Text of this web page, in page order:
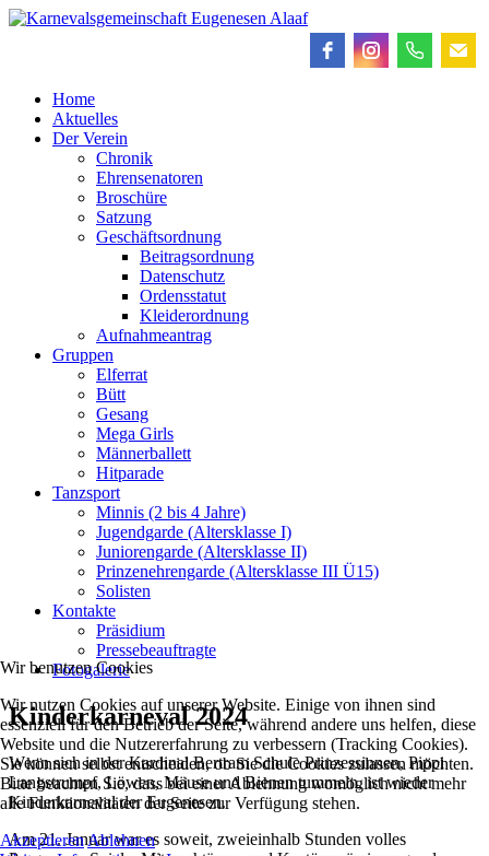
Home
Aktuelles
Der Verein
Chronik
Ehrensenatoren
Broschüre
Satzung
Geschäftsordnung
Beitragsordnung
Datenschutz
Ordensstatut
Kleiderordnung
Aufnahmeantrag
Gruppen
Elferrat
Bütt
Gesang
Mega Girls
Männerballett
Hitparade
Tanzsport
Minnis (2 bis 4 Jahre)
Jugendgarde (Altersklasse I)
Juniorengarde (Altersklasse II)
Prinzenehrengarde (Altersklasse III Ü15)
Solisten
Kontakte
Präsidium
Pressebeauftragte
Fotogalerie
Kinderkarneval 2024
Wenn sich in der Kardinal Bertram Schule Prinzessinnen, Pippi
Langstrumpf, Löwen, Mäuse und Bienen tummeln, ist wieder
Kinderkarneval der Eugenesen.
Am 21. Januar war es soweit, zweieinhalb Stunden volles
Wir benutzen Cookies
Wir nutzen Cookies auf unserer Website. Einige von ihnen sind
essenziell für den Betrieb der Seite, während andere uns helfen, diese
Website und die Nutzererfahrung zu verbessern (Tracking Cookies).
Sie können selbst entscheiden, ob Sie die Cookies zulassen möchten.
Bitte beachten Sie, dass bei einer Ablehnung womöglich nicht mehr
alle Funktionalitäten der Seite zur Verfügung stehen.
AkzeptierenAblehnen